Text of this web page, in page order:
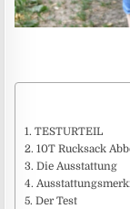
TESTURTEIL
10T Rucksack
Die Ausstattung
Der Test